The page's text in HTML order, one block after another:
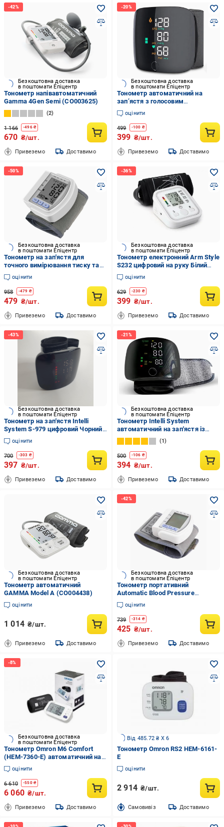
Безкоштовна доставка
в поштомати Епіцентр
Тонометр напівавтоматичний
Gamma 4Gen Semi (CO003625)
2
1 166 -496₴
670 ₴/шт.
Привеземо Доставимо
Безкоштовна доставка
в поштомати Епіцентр
Тонометр автоматичний на
зап’ястя з голосовим
помічником англійською з
акумулятором Чорний
(2694537066)
оцінити
499 -100 ₴
399 ₴/шт.
Привеземо Доставимо
Безкоштовна доставка
в поштомати Епіцентр
Тонометр на зап'ястя для
точного вимірювання тиску та
пульсу від батарейок Сірий
(0067452)
оцінити
958 -479 ₴
479 ₴/шт.
Привеземо Доставимо
Безкоштовна доставка
в поштомати Епіцентр
Тонометр електронний Arm Style
S232 цифровий на руку Білий
(232М)
оцінити
629 -230 ₴
399 ₴/шт.
Привеземо Доставимо
Безкоштовна доставка
в поштомати Епіцентр
Тонометр на зап'ястя Intelli
System S-979 цифровий Чорний
(17514220)
оцінити
700 -303 ₴
397 ₴/шт.
Привеземо Доставимо
Безкоштовна доставка
в поштомати Епіцентр
Тонометр Intelli System
автоматичний на зап'ястя із
сенсорним екраном (IS100)
1
500 -106 ₴
394 ₴/шт.
Привеземо Доставимо
Безкоштовна доставка
в поштомати Епіцентр
Тонометр автоматичний
GAMMA Model А (CO004438)
оцінити
1 014 ₴/шт.
Привеземо Доставимо
Безкоштовна доставка
в поштомати Епіцентр
Тонометр портативний
Automatic Blood Pressurе
(2479517001)
оцінити
739 -314 ₴
425 ₴/шт.
Привеземо Доставимо
Безкоштовна доставка
в поштомати Епіцентр
Тонометр Omron M6 Comfort
(HEM-7360-Е) автоматичний на
плече гарантія 5 років
оцінити
6 610 -550₴
6 060 ₴/шт.
Привеземо Доставимо
Від 485.72 ₴ X 6
Тонометр Omron RS2 НЕМ-6161-
E
оцінити
2 914 ₴/шт.
Cамовивіз Доставимо